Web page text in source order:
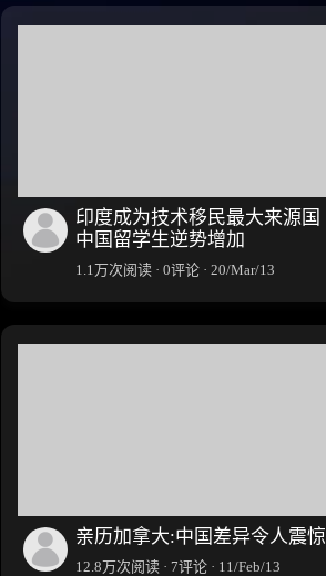
印度成为技术移民最大来源国
中国留学生逆势增加
1.1万次阅读 · 0评论 · 20/Mar/13
亲历加拿大:中国差异令人震惊
12.8万次阅读 · 7评论 · 11/Feb/13